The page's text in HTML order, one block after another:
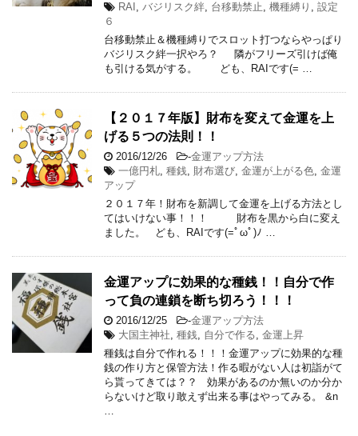
RAI , バジリスク絆, 台移動禁止, 機種縛り , 設定
６
台移動禁止＆機種縛りでスロット打つならやっぱり
バジリスク絆一択やろ？ 隣がフリーズ引けば俺
も引ける気がする。 ども、RAIです(= …
【２０１７年版】財布を変えて金運を上
げる５つの法則！！
2016/12/26 -金運アップ方法
一億円札, 種銭, 財布選び, 金運が上がる色, 金運
アップ
２０１７年！財布を新調して金運を上げる方法とし
てはいけない事！！！ 財布を黒から白に変え
ました。 ども、RAIです(=ﾟωﾟ)ﾉ …
金運アップに効果的な種銭！！自分で作
って負の連鎖を断ち切ろう！！！
2016/12/25 -金運アップ方法
大国主神社, 種銭, 自分で作る, 金運上昇
種銭は自分で作れる！！！金運アップに効果的な種
銭の作り方と保管方法！作る暇がない人は初詣がて
ら貰ってきては？？ 効果があるのか無いのか分か
らないけど取り敢えず出来る事はやってみる。 &n
…